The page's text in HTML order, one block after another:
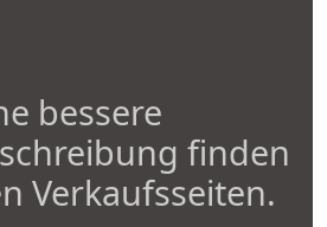
bessere
finden
Verkaufsseiten.